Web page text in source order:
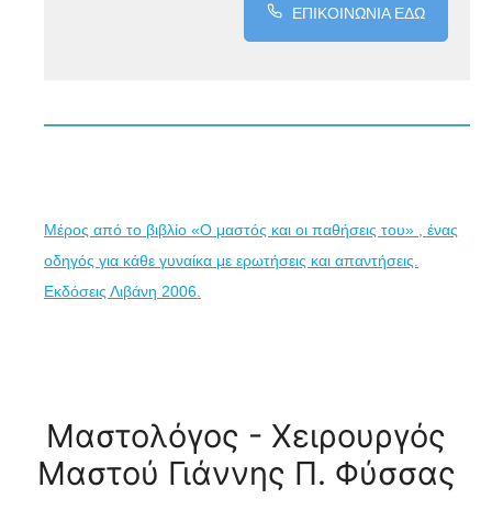
ΕΠΙΚΟΙΝΩΝΙΑ ΕΔΩ
Μέρος από το βιβλίο «Ο μαστός και οι παθήσεις του» , ένας
οδηγός για κάθε γυναίκα με ερωτήσεις και απαντήσεις.
Εκδόσεις Λιβάνη 2006.
Μαστολόγος - Χειρουργός
Μαστού Γιάννης Π. Φύσσας